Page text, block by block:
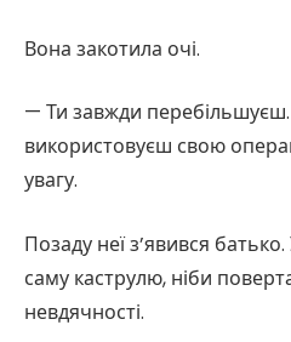
Вона закотила очі.
— Ти завжди
використовуєш свою
увагу.
Позаду неї з’явився
саму каструлю, ніби
невдячності.